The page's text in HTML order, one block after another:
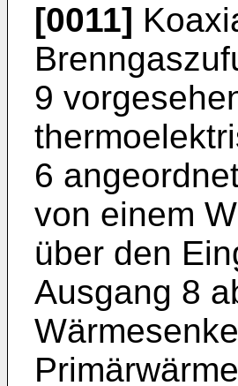
[0011]
9
6
von einem
über den
Ausgang 8